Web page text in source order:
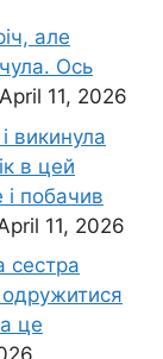
але
Ось
April 11, 2026
викинула
в цей
побачив
11, 2026
сестра
це